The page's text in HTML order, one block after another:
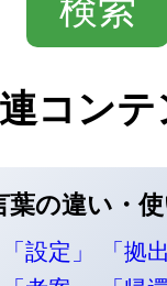
コンテ
葉の違い・
設定」
「拠